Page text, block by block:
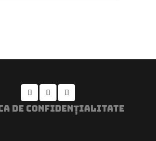
DE CONFIDENȚIALITATE